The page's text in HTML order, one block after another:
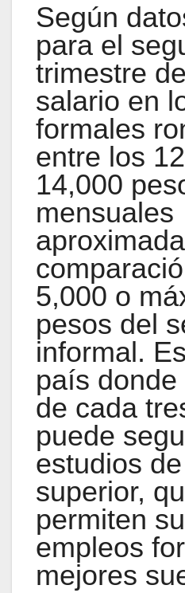
Según
para el
trimestre
salario en
formales
entre los
14,000
mensuales
5,000 o
pesos del
informal.
país
de cada
puede
estudios
superior,
permiten
empleos
mejores